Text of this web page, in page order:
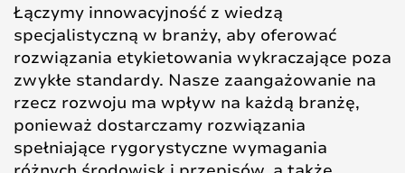
Łączymy innowacyjność z wiedzą
specjalistyczną w branży, aby oferować
rozwiązania etykietowania wykraczające poza
zwykłe standardy. Nasze zaangażowanie na
rzecz rozwoju ma wpływ na każdą branżę,
ponieważ dostarczamy rozwiązania
spełniające rygorystyczne wymagania